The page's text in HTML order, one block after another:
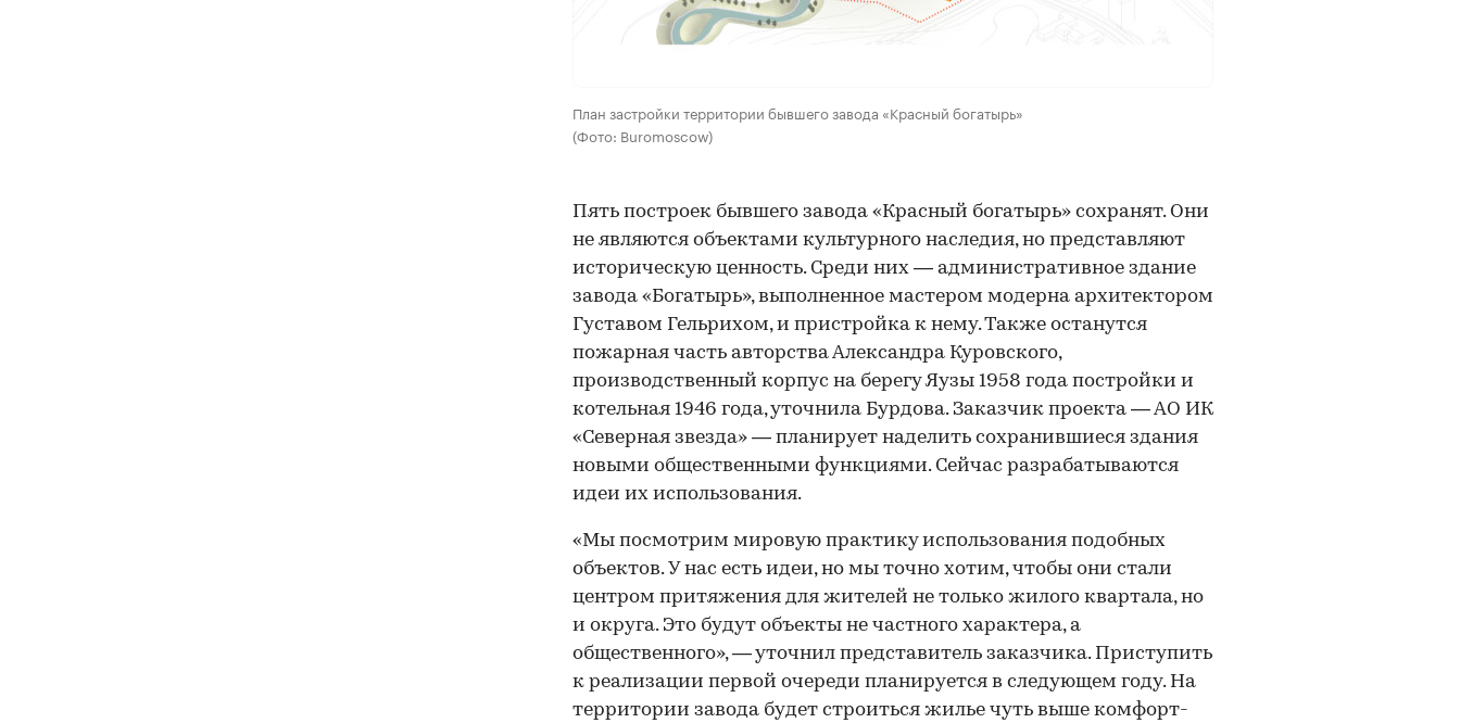
План застройки территории бывшего завода «Красный богатырь»
(Фото: Buromoscow)
Пять построек бывшего завода «Красный богатырь» сохранят. Они
не являются объектами культурного наследия, но представляют
историческую ценность. Среди них — административное здание
завода «Богатырь», выполненное мастером модерна архитектором
Густавом Гельрихом, и пристройка к нему. Также останутся
пожарная часть авторства Александра Куровского,
производственный корпус на берегу Яузы 1958 года постройки и
котельная 1946 года, уточнила Бурдова. Заказчик проекта — АО ИК
«Северная звезда» — планирует наделить сохранившиеся здания
новыми общественными функциями. Сейчас разрабатываются
идеи их использования.
«Мы посмотрим мировую практику использования подобных
объектов. У нас есть идеи, но мы точно хотим, чтобы они стали
центром притяжения для жителей не только жилого квартала, но
и округа. Это будут объекты не частного характера, а
общественного», — уточнил представитель заказчика. Приступить
к реализации первой очереди планируется в следующем году. На
территории завода будет строиться жилье чуть выше комфорт-